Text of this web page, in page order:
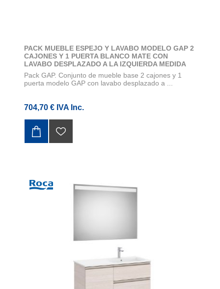
PACK MUEBLE ESPEJO Y LAVABO MODELO GAP 2
CAJONES Y 1 PUERTA BLANCO MATE CON
LAVABO DESPLAZADO A LA IZQUIERDA MEDIDA
1000X460
Pack GAP. Conjunto de mueble base 2 cajones y 1
puerta modelo GAP con lavabo desplazado a ...
704,70 € IVA Inc.